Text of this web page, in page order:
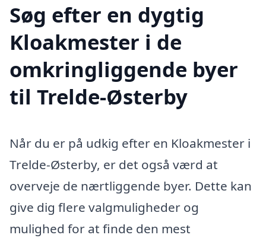
Søg efter en dygtig
Kloakmester i de
omkringliggende byer
til Trelde-Østerby
Når du er på udkig efter en Kloakmester i
Trelde-Østerby, er det også værd at
overveje de nærtliggende byer. Dette kan
give dig flere valgmuligheder og
mulighed for at finde den mest